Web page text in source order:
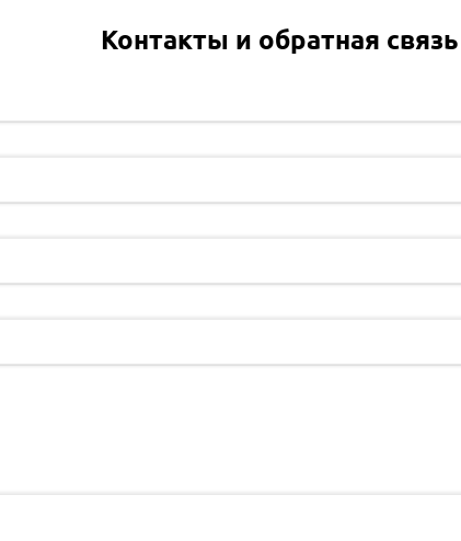
Контакты и обратная связь